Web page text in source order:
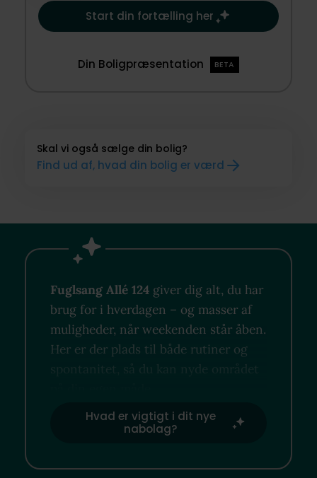
Start din fortælling her
Din Boligpræsentation BETA
Skal vi også sælge din bolig?
Find ud af, hvad din bolig er værd
Fuglsang Allé 124 giver dig alt, du har
brug for i hverdagen – og masser af
muligheder, når weekenden står åben.
Her er der plads til både rutiner og
spontanitet, så du kan nyde området
Hvad er vigtigt i dit nye
nabolag?